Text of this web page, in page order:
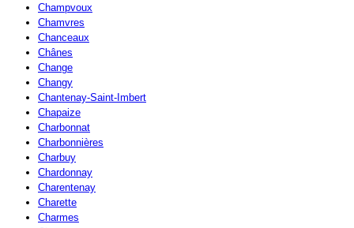
Champvoux
Chamvres
Chanceaux
Chânes
Change
Changy
Chantenay-Saint-Imbert
Chapaize
Charbonnat
Charbonnières
Charbuy
Chardonnay
Charentenay
Charette
Charmes